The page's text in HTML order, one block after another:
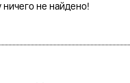
не найдено!